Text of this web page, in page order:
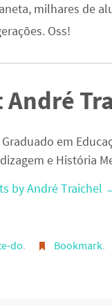
milhares de
Oss!
André
Graduado em
e História
by André Traichel
do. Bookmark.